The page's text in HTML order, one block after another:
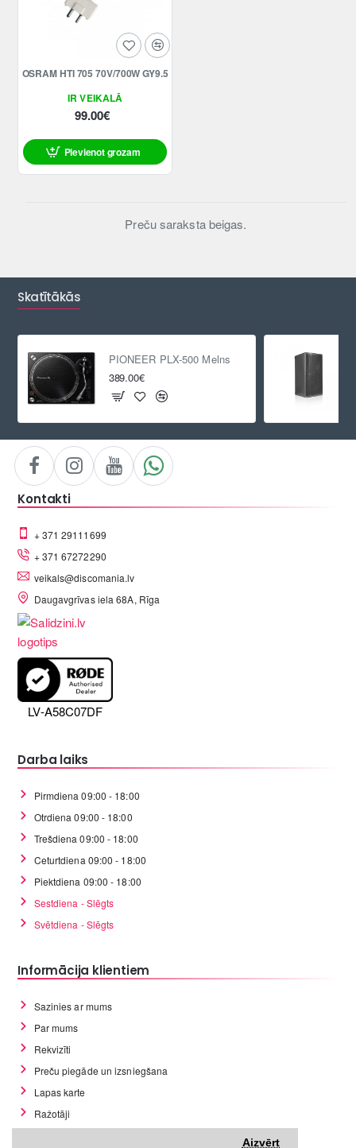
Aizvērt
IR VEIKALĀ
OSRAM HTI 705 70V/700W GY9.5
99.00€
Pievienot grozam
Preču saraksta beigas.
Skatītākās
PIONEER PLX-500 Melns
389.00€
Kontakti
+ 371 29111699
+ 371 67272290
veikals@discomania.lv
Daugavgrīvas iela 68A, Rīga
LV-A58C07DF
Darba laiks
Pirmdiena 09:00 - 18:00
Otrdiena 09:00 - 18:00
Trešdiena 09:00 - 18:00
Ceturtdiena 09:00 - 18:00
Piektdiena 09:00 - 18:00
Sestdiena - Slēgts
Svētdiena - Slēgts
Informācija klientiem
Sazinies ar mums
Par mums
Rekvizīti
Preču piegāde un izsniegšana
Lapas karte
Ražotāji